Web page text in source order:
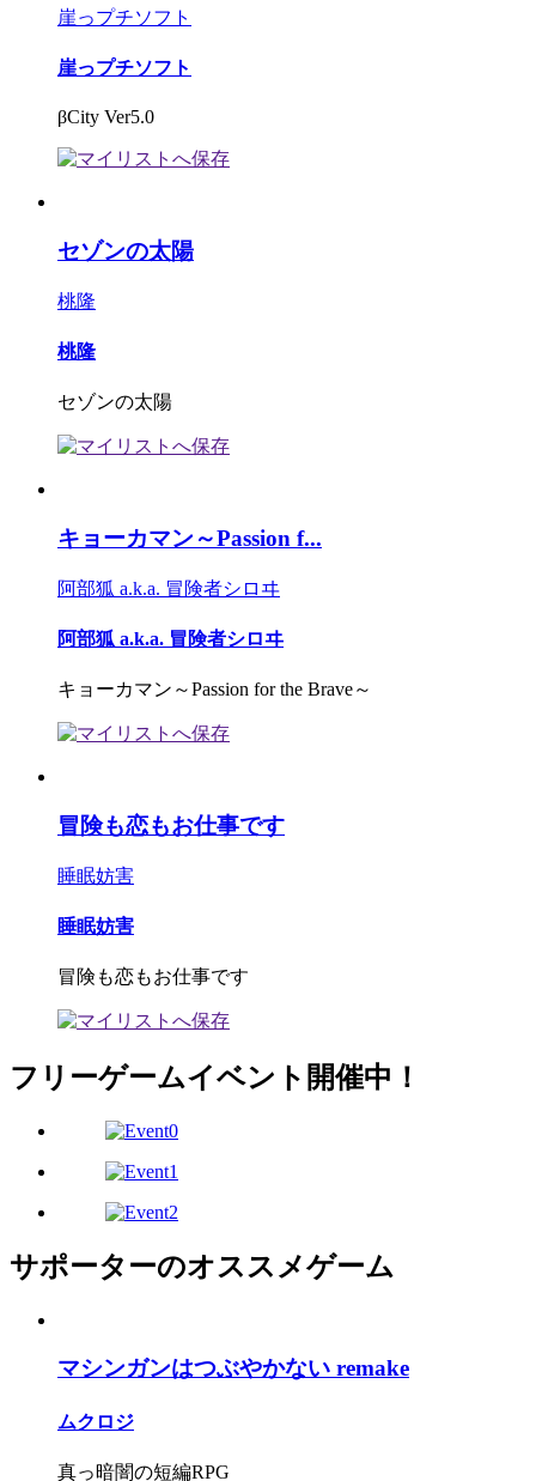
崖っプチソフト
崖っプチソフト
βCity Ver5.0
セゾンの太陽
桃隆
桃隆
セゾンの太陽
キョーカマン～Passion f...
阿部狐 a.k.a. 冒険者シロヰ
阿部狐 a.k.a. 冒険者シロヰ
キョーカマン～Passion for the Brave～
冒険も恋もお仕事です
睡眠妨害
睡眠妨害
冒険も恋もお仕事です
フリーゲームイベント開催中！
サポーターのオススメゲーム
マシンガンはつぶやかない remake
ムクロジ
真っ暗闇の短編RPG